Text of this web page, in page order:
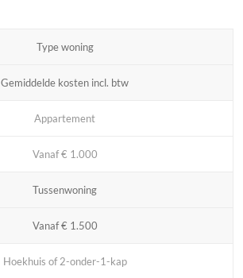
Type woning
Gemiddelde kosten incl. btw
Appartement
Vanaf € 1.000
Tussenwoning
Vanaf € 1.500
Hoekhuis of 2-onder-1-kap